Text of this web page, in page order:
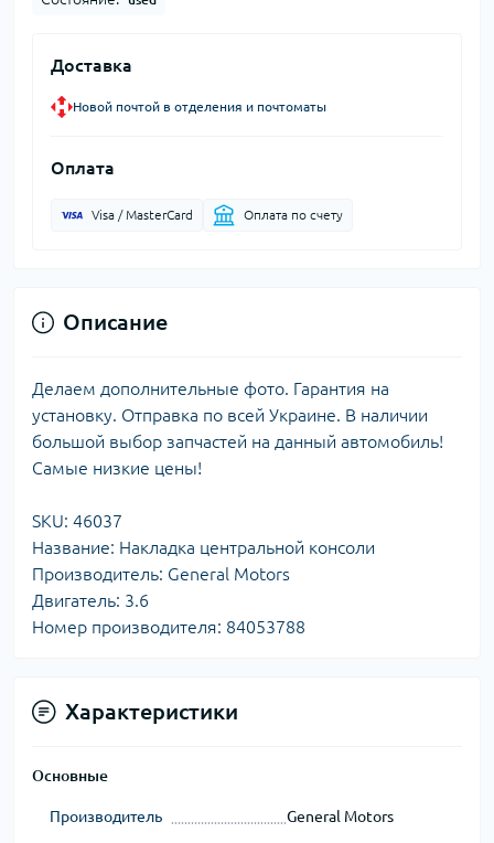
Доставка
Новой почтой в отделения и почтоматы
Оплата
Visa / MasterCard Оплата по счету
Описание
Делаем дополнительные фото. Гарантия на
установку. Отправка по всей Украине. В наличии
большой выбор запчастей на данный автомобиль!
Самые низкие цены!
SKU: 46037
Название: Накладка центральной консоли
Производитель: General Motors
Двигатель: 3.6
Номер производителя: 84053788
Характеристики
Основные
Производитель General Motors